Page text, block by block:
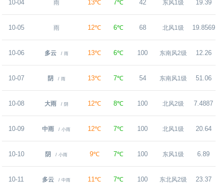
10-04 雨 13℃ 7℃ 42 东风1级 19.39
10-05 雨 12℃ 6℃ 68 北风1级 19.8569
10-06 多云 / 雨 13℃ 6℃ 100 东南风2级 12.26
10-07 阴 / 雨 13℃ 7℃ 54 东南风1级 51.06
10-08 大雨 / 阴 12℃ 8℃ 100 北风2级 7.4887
10-09 中雨 / 小雨 12℃ 7℃ 100 北风1级 20.64
10-10 阴 / 小雨 9℃ 7℃ 100 东风1级 6.89
10-11 多云 / 中雨 11℃ 7℃ 100 东北风2级 23.37